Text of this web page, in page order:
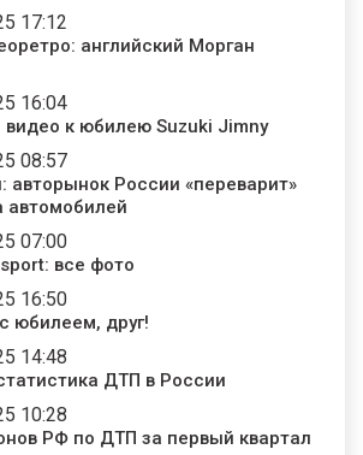
17:12
английский Морган
16:04
к юбилею Suzuki Jimny
08:57
авторынок России «переварит»
автомобилей
07:00
все фото
16:50
юбилеем, друг!
14:48
ДТП в России
10:28
РФ по ДТП за первый квартал